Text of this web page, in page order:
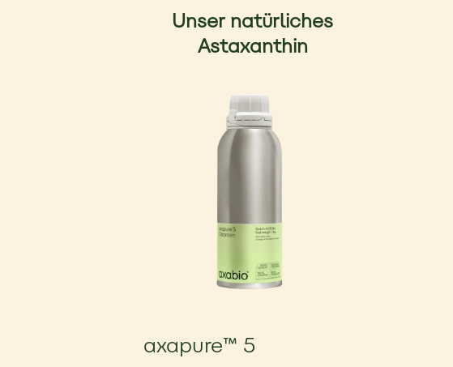
Unser natürliches
Astaxanthin
axapure™ 5